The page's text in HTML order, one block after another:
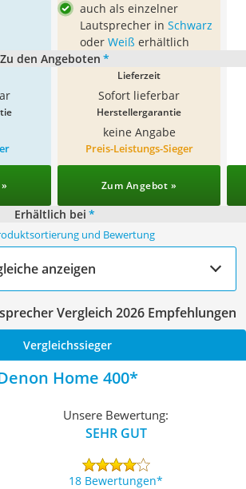
auch als einzelner
Lautsprecher in Schwarz
oder Weiß erhältlich
Zu den Angeboten *
Lieferzeit
Sofort lieferbar
Herstellergarantie
keine Angabe
Preis-Leistungs-Sieger
Zum Angebot »
Erhältlich bei *
und Bewertung
anzeigen
Vergleich 2026 Empfehlungen
Vergleichssieger
Home 400
Unsere Bewertung:
SEHR GUT
18 Bewertungen